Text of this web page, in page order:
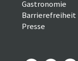
Gastronomie
Barrierefreiheit
Presse